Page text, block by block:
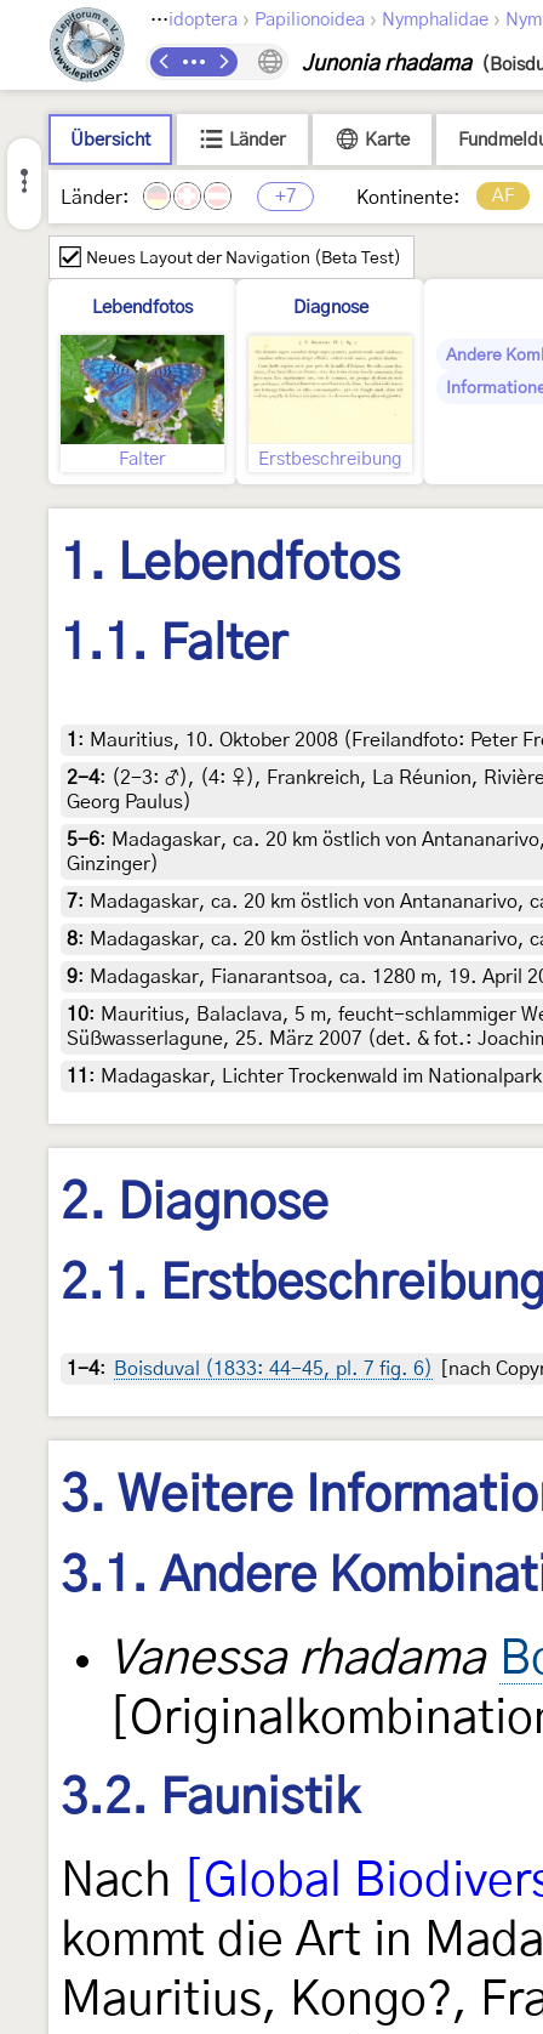
Lepidoptera › Papilionoidea › Nymphalidae ›
Junonia rhadama
Übersicht Länder Karte
Länder: +7 Kontinente: AF
Neues Layout der Navigation (Beta Test)
Lebendfotos
Falter
Diagnose
Erstbeschreibung
Andere
1. Lebendfotos
1.1. Falter
1 : Mauritius, 10. Oktober 2008 (Freilandfoto: Peter
2-4: (2-3: ♂), (4: ♀), Frankreich, La Réunion,
Georg Paulus)
5-6: Madagaskar, ca. 20 km östlich von
Ginzinger)
7: Madagaskar, ca. 20 km östlich von Antananarivo,
8: Madagaskar, ca. 20 km östlich von Antananarivo,
9: Madagaskar, Fianarantsoa, ca. 1280 m, 19. April
10: Mauritius, Balaclava, 5 m, feucht-schlammiger
Süßwasserlagune, 25. März 2007 (det. & fot.:
11 : Madagaskar, Lichter Trockenwald im
2. Diagnose
2.1.
1-4: Boisduval (1833: 44-45, pl. 7 fig. 6) [nach
3. Weitere
3.1. Andere
Vanessa rhadama
3.2. Faunistik
Nach
[Global
kommt die Art in
Mauritius, Kongo?,